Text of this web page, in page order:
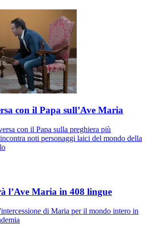
con il Papa sull’Ave Maria
con il Papa sulla preghiera più
noti personaggi laici del mondo della
l’Ave Maria in 408 lingue
di Maria per il mondo intero in